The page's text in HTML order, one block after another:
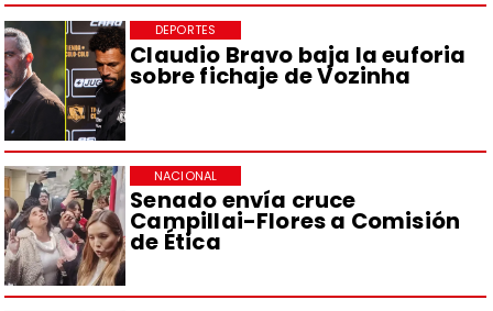
Claudio Bravo baja la euforia
sobre fichaje de Vozinha
DEPORTES
Senado envía cruce
Campillai-Flores a Comisión
de Ética
NACIONAL